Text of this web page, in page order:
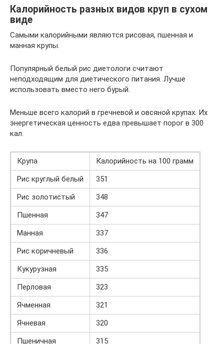
Калорийность разных видов круп в сухом
виде
Самыми калорийными являются рисовая, пшенная и
манная крупы.
Популярный белый рис диетологи считают
неподходящим для диетического питания. Лучше
использовать вместо него бурый.
Меньше всего калорий в гречневой и овсяной крупах. Их
энергетическая ценность едва превышает порог в 300
кал.
Крупа
Калорийность на 100 грамм
Рис круглый белый
351
Рис золотистый
348
Пшенная
347
Манная
337
Рис коричневый
336
Кукурузная
335
Перловая
323
Ячменная
321
Ячневая
320
Пшеничная
315